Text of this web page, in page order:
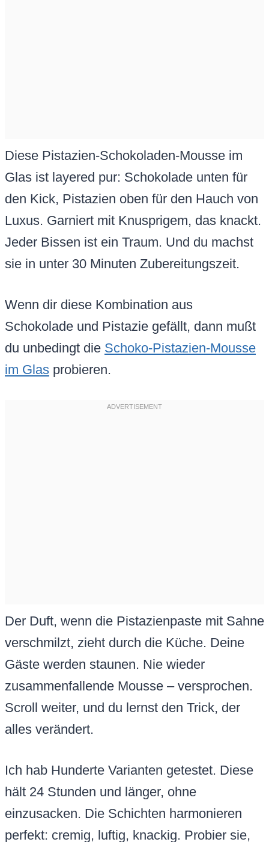
Diese Pistazien-Schokoladen-Mousse im
Glas ist layered pur: Schokolade unten für
den Kick, Pistazien oben für den Hauch von
Luxus. Garniert mit Knusprigem, das knackt.
Jeder Bissen ist ein Traum. Und du machst
sie in unter 30 Minuten Zubereitungszeit.
Wenn dir diese Kombination aus
Schokolade und Pistazie gefällt, dann mußt
du unbedingt die Schoko-Pistazien-Mousse
im Glas probieren.
Der Duft, wenn die Pistazienpaste mit Sahne
verschmilzt, zieht durch die Küche. Deine
Gäste werden staunen. Nie wieder
zusammenfallende Mousse – versprochen.
Scroll weiter, und du lernst den Trick, der
alles verändert.
Ich hab Hunderte Varianten getestet. Diese
hält 24 Stunden und länger, ohne
einzusacken. Die Schichten harmonieren
perfekt: cremig, luftig, knackig. Probier sie,